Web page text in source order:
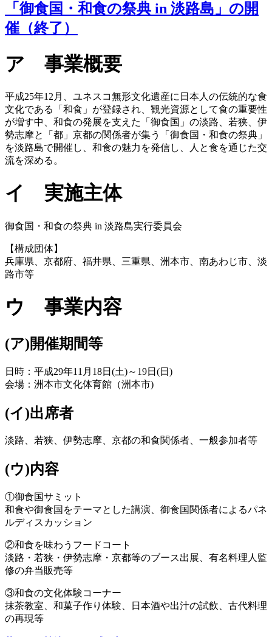
「御食国・和食の祭典 in 淡路島」の開
催（終了）
ア 事業概要
平成25年12月、ユネスコ無形文化遺産に日本人の伝統的な食
文化である「和食」が登録され、観光資源として食の重要性
が増す中、和食の発展を支えた「御食国」の淡路、若狭、伊
勢志摩と「都」京都の関係者が集う「御食国・和食の祭典」
を淡路島で開催し、和食の魅力を発信し、人と食を通じた交
流を深める。
イ 実施主体
御食国・和食の祭典 in 淡路島実行委員会
【構成団体】
兵庫県、京都府、福井県、三重県、洲本市、南あわじ市、淡
路市等
ウ 事業内容
(ア)開催期間等
日時：平成29年11月18日(土)～19日(日)
会場：洲本市文化体育館（洲本市)
(イ)出席者
淡路、若狭、伊勢志摩、京都の和食関係者、一般参加者等
(ウ)内容
①御食国サミット
和食や御食国をテーマとした講演、御食国関係者によるパネ
ルディスカッション
②和食を味わうフードコート
淡路・若狭・伊勢志摩・京都等のブース出展、有名料理人監
修の弁当販売等
③和食の文化体験コーナー
抹茶教室、和菓子作り体験、日本酒や出汁の試飲、古代料理
の再現等